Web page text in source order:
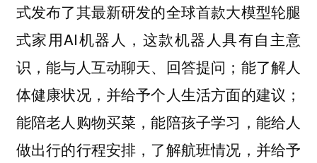
式发布了其最新研发的全球首款大模型轮腿
式家用AI机器人，这款机器人具有自主意
识，能与人互动聊天、回答提问；能了解人
体健康状况，并给予个人生活方面的建议；
能陪老人购物买菜，能陪孩子学习，能给人
做出行的行程安排，了解航班情况，并给予